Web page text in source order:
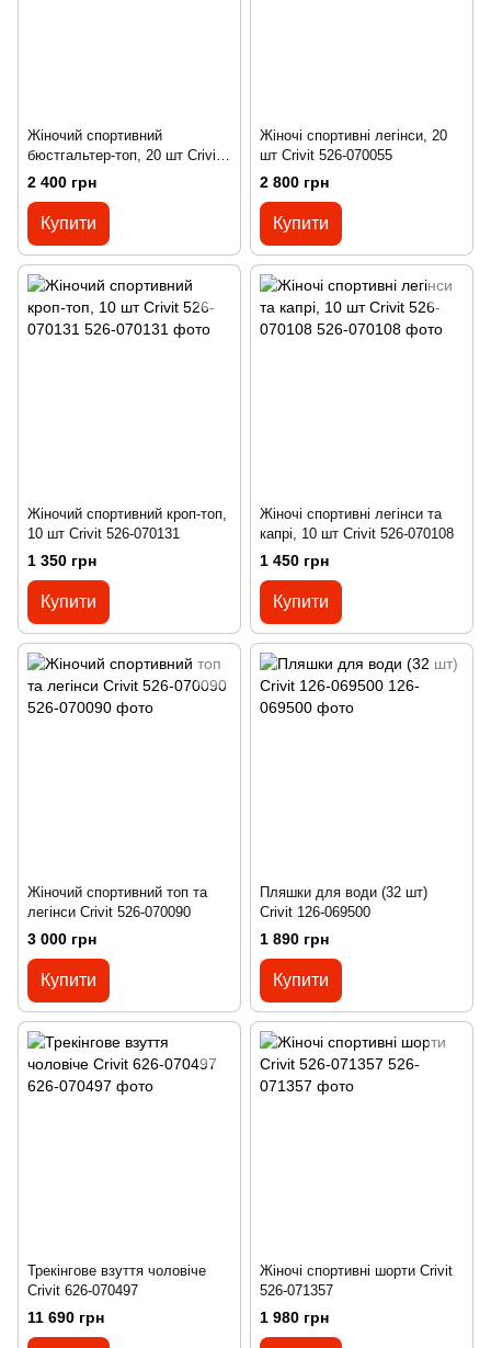
Жіночий спортивний
бюстгальтер-топ, 20 шт Crivit
526-070066
2 400 грн
Купити
Жіночі спортивні легінси, 20
шт Crivit 526-070055
2 800 грн
Купити
Жіночий спортивний кроп-топ,
10 шт Crivit 526-070131
1 350 грн
Купити
Жіночі спортивні легінси та
капрі, 10 шт Crivit 526-070108
1 450 грн
Купити
Жіночий спортивний топ та
легінси Crivit 526-070090
3 000 грн
Купити
Пляшки для води (32 шт)
Crivit 126-069500
1 890 грн
Купити
Трекінгове взуття чоловіче
Crivit 626-070497
11 690 грн
Жіночі спортивні шорти Crivit
526-071357
1 980 грн